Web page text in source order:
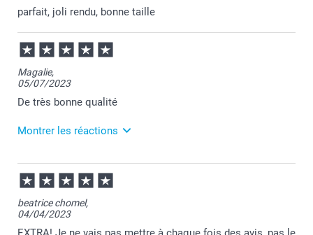
parfait, joli rendu, bonne taille
Magalie,
05/07/2023
De très bonne qualité
Montrer les réactions
14/07/2023
11:37
Merci pour vos 5 étoiles!
Bien à vous,
Lucie@smartphoto
beatrice chomel,
04/04/2023